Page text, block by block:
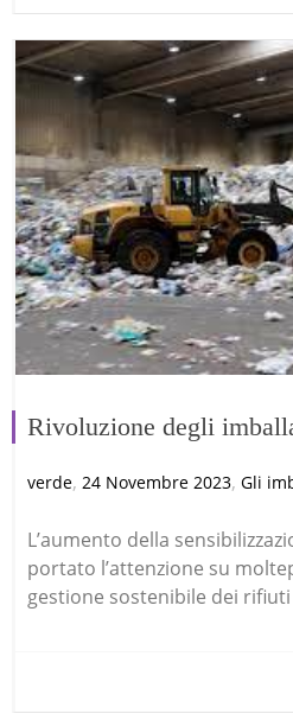
Rivoluzione degli
verde, 24 Novembre 2023, Gli
L’aumento della
portato l’attenzione su
gestione sostenibile dei rifiuti